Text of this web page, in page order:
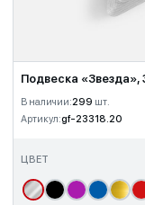
Подвеска «Звезда»,
В наличии:299 шт.
Артикул:gf-23318.20
ЦВЕТ